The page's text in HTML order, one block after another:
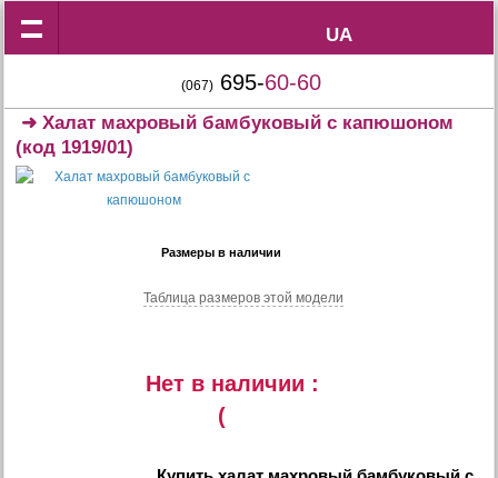
UA
UA
(067) 695-60-60
➜Халат махровый бамбуковый с капюшоном
(код 1919/01)
Размеры в наличии
Таблица размеров этой модели
Нет в наличии :
(